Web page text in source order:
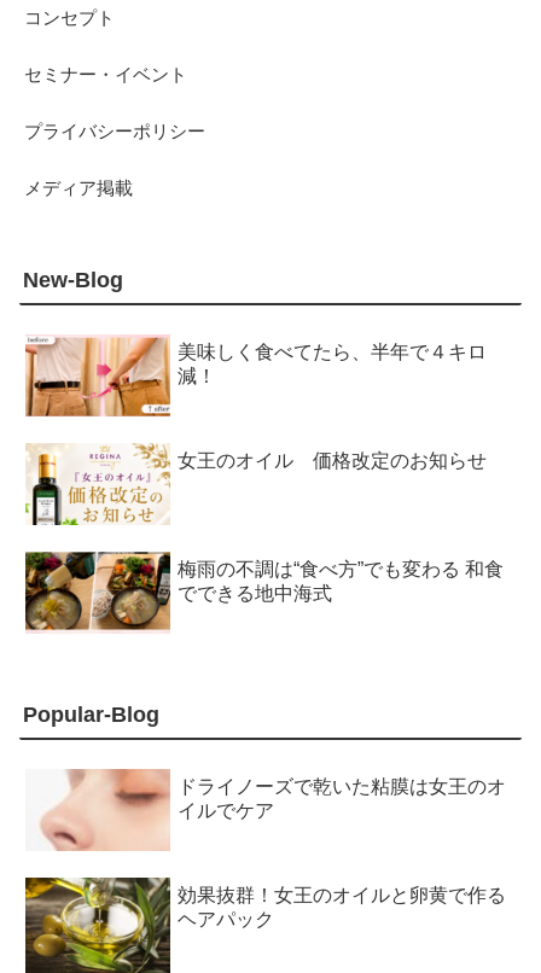
コンセプト
セミナー・イベント
プライバシーポリシー
メディア掲載
New-Blog
美味しく食べてたら、半年で４キロ
減！
女王のオイル 価格改定のお知らせ
梅雨の不調は“食べ方”でも変わる 和食
でできる地中海式
Popular-Blog
ドライノーズで乾いた粘膜は女王のオ
イルでケア
効果抜群！女王のオイルと卵黄で作る
ヘアパック